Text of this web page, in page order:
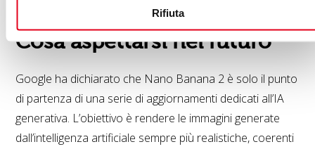
Rifiuta
Cosa aspettarsi nel futuro
Google ha dichiarato che Nano Banana 2 è solo il punto
di partenza di una serie di aggiornamenti dedicati all’IA
generativa. L’obiettivo è rendere le immagini generate
dall’intelligenza artificiale sempre più realistiche, coerenti